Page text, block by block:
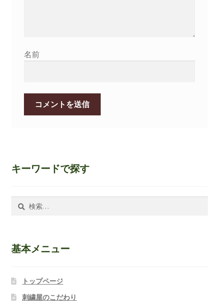
名前
キーワードで探す
基本メニュー
トップページ
刺繍屋のこだわり